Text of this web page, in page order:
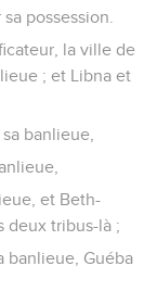
possession.
la ville de
; et Libna et
banlieue,
et Beth-
deux tribus-là ;
banlieue, Guéba